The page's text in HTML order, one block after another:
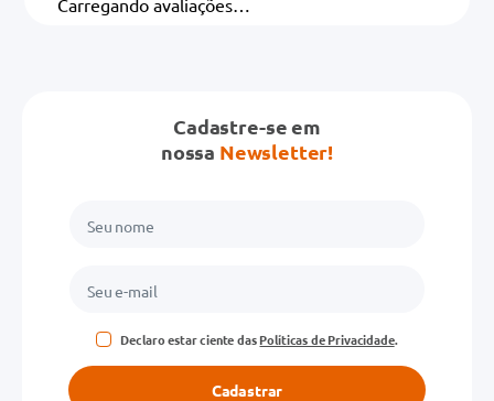
Carregando avaliações…
Cadastre-se em
nossa Newsletter!
Declaro estar ciente dasPolíticas de Privacidade.
Cadastrar